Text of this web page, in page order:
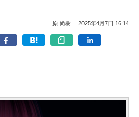
原 尚樹 2025年4月7日 16:14